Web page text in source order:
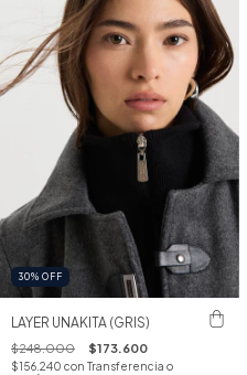
30% OFF
LAYER UNAKITA (GRIS)
$248.000 $173.600
$156.240 con Transferencia o